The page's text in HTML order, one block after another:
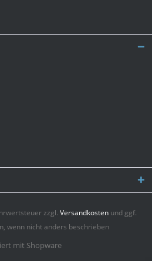
zzgl. Versandkosten und ggf.
wenn nicht anders beschrieben
mit Shopware